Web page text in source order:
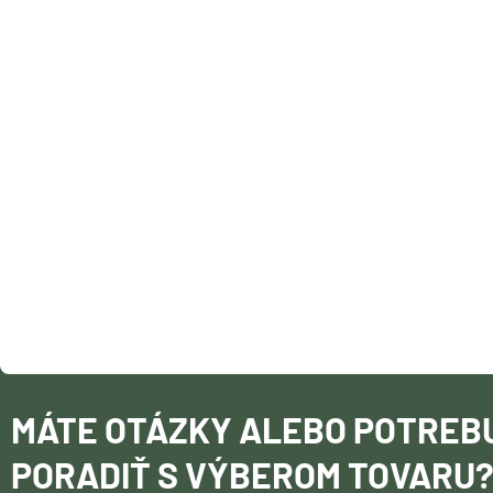
U
MÁTE OTÁZKY ALEBO
PORADIŤ S VÝBEROM TOVARU?